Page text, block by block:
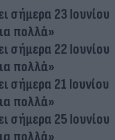
σήμερα 23 Ιουνίου
πολλά»
σήμερα 22 Ιουνίου
πολλά»
σήμερα 21 Ιουνίου
πολλά»
σήμερα 25 Ιουνίου
πολλά»